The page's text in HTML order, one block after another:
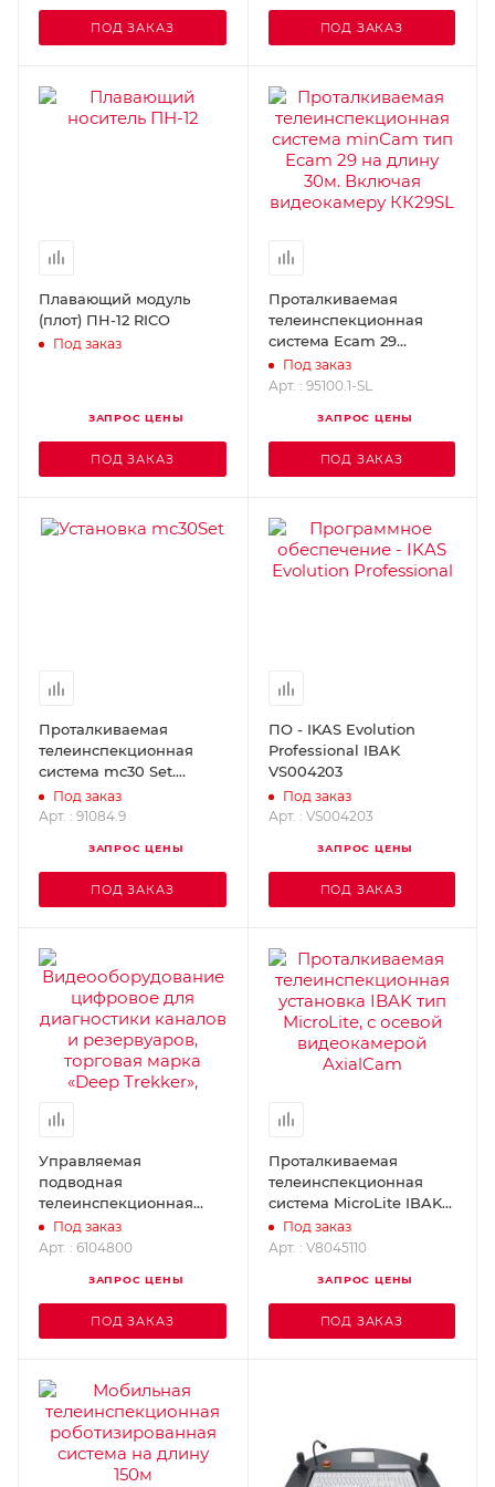
ПОД ЗАКАЗ ПОД ЗАКАЗ
Плавающий модуль
(плот) ПН-12 RICO
Под заказ
ЗАПРОС ЦЕНЫ
ПОД ЗАКАЗ
Проталкиваемая
телеинспекционная
система Ecam 29
MINCAM 95100.1-SL
Под заказ
Арт. : 95100.1-SL
ЗАПРОС ЦЕНЫ
ПОД ЗАКАЗ
Проталкиваемая
телеинспекционная
система mc30 Set.
MINCAM 91084.9
Под заказ
Арт. : 91084.9
ЗАПРОС ЦЕНЫ
ПОД ЗАКАЗ
ПО - IKAS Evolution
Professional IBAK
VS004203
Под заказ
Арт. : VS004203
ЗАПРОС ЦЕНЫ
ПОД ЗАКАЗ
Управляемая
подводная
телеинспекционная
ситема PIPE-VIEW
6104800
Под заказ
Арт. : 6104800
ЗАПРОС ЦЕНЫ
ПОД ЗАКАЗ
Проталкиваемая
телеинспекционная
система MicroLite IBAK
V8045110
Под заказ
Арт. : V8045110
ЗАПРОС ЦЕНЫ
ПОД ЗАКАЗ